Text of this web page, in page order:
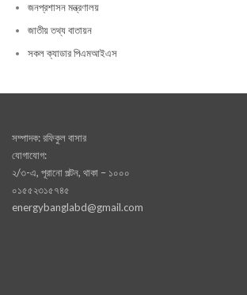
জনপ্রশাসন মন্ত্রণালয়
জাতীয় তথ্য বাতায়ন
সকল ক্যাডার পিএমআইএস
সম্পাদক: রফিকুল বাসার
যোগাযোগ:
২/৩-এ, পূরানো পল্টন, থাকা – ১০০০
০১৫৫২৩১৫৭৪৫
energybanglabd@gmail.com